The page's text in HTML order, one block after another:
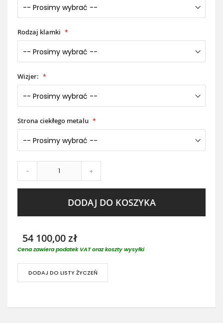
Rodzaj klamki
Wizjer:
Strona ciekłego metalu
- +
DODAJ DO KOSZYKA
54 100,00 zł
Cena zawiera podatek VAT oraz koszty wysyłki
DODAJ DO LISTY ŻYCZEŃ